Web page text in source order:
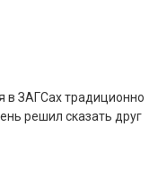
в ЗАГСах традиционно
решил сказать друг